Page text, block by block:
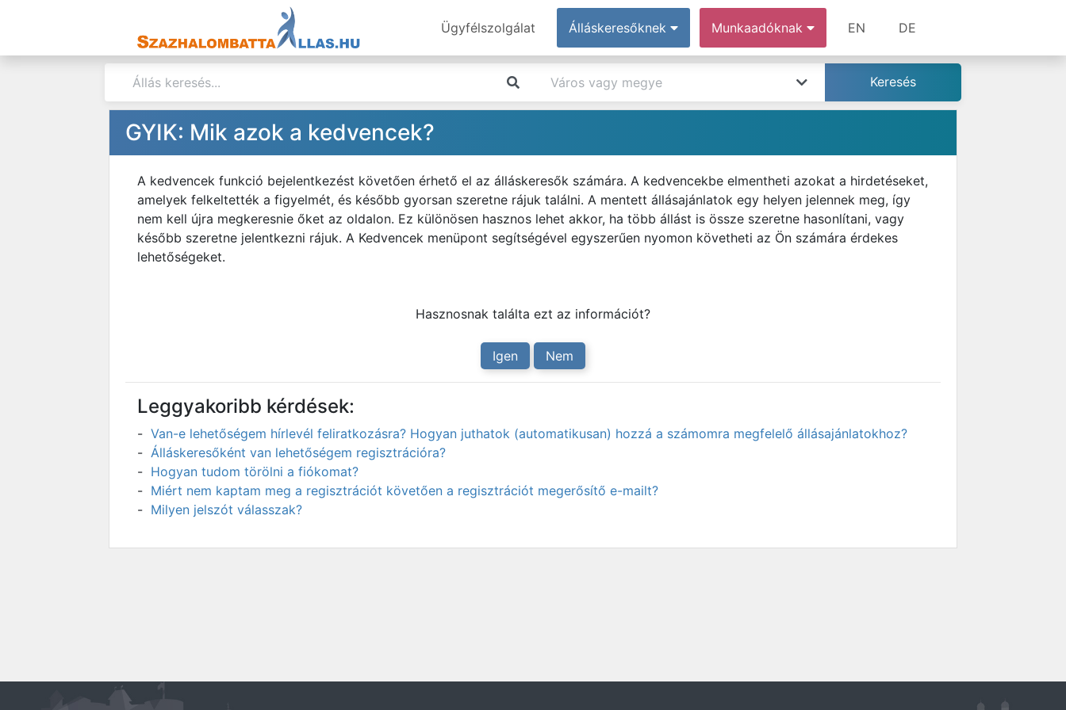
Ügyfélszolgálat Álláskeresőknek Munkaadóknak EN DE
GYIK: Mik azok a kedvencek?
A kedvencek funkció bejelentkezést követően érhető el az álláskeresők számára. A kedvencekbe elmentheti azokat a hirdetéseket,
amelyek felkeltették a figyelmét, és később gyorsan szeretne rájuk találni. A mentett állásajánlatok egy helyen jelennek meg, így
nem kell újra megkeresnie őket az oldalon. Ez különösen hasznos lehet akkor, ha több állást is össze szeretne hasonlítani, vagy
később szeretne jelentkezni rájuk. A Kedvencek menüpont segítségével egyszerűen nyomon követheti az Ön számára érdekes
lehetőségeket.
Hasznosnak találta ezt az információt?
Igen Nem
Leggyakoribb kérdések:
Van-e lehetőségem hírlevél feliratkozásra? Hogyan juthatok (automatikusan) hozzá a számomra megfelelő állásajánlatokhoz?
Álláskeresőként van lehetőségem regisztrációra?
Hogyan tudom törölni a fiókomat?
Miért nem kaptam meg a regisztrációt követően a regisztrációt megerősítő e-mailt?
Milyen jelszót válasszak?